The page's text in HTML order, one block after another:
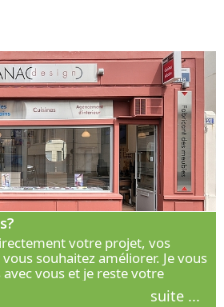
votre projet, vos
souhaitez améliorer. Je vous
vous et je reste votre
Découvrez ma façon de vous
suite ...